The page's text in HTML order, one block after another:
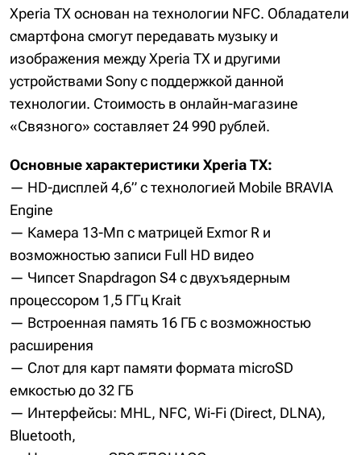
Xperia TX основан на технологии NFC. Обладатели
смартфона смогут передавать музыку и
изображения между Xperia TX и другими
устройствами Sony с поддержкой данной
технологии. Стоимость в онлайн-магазине
«Связного» составляет 24 990 рублей.
Основные характеристики Xperia TX:
— HD-дисплей 4,6” с технологией Mobile BRAVIA
Engine
— Камера 13-Мп с матрицей Exmor R и
возможностью записи Full HD видео
— Чипсет Snapdragon S4 с двухъядерным
процессором 1,5 ГГц Krait
— Встроенная память 16 ГБ с возможностью
расширения
— Слот для карт памяти формата microSD
емкостью до 32 ГБ
— Интерфейсы: MHL, NFC, Wi-Fi (Direct, DLNA),
Bluetooth,